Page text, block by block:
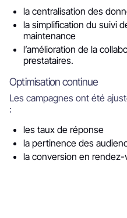
la centralisation des
la simplification du suivi
maintenance
l’amélioration de la
prestataires.
Optimisation continue
Les campagnes ont été
:
les taux de réponse
la pertinence des
la conversion en